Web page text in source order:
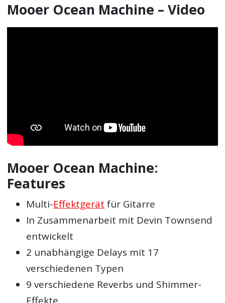
Mooer Ocean Machine – Video
Mooer Ocean Machine:
Features
Multi-Effektgerät für Gitarre
In Zusammenarbeit mit Devin Townsend
entwickelt
2 unabhängige Delays mit 17
verschiedenen Typen
9 verschiedene Reverbs und Shimmer-